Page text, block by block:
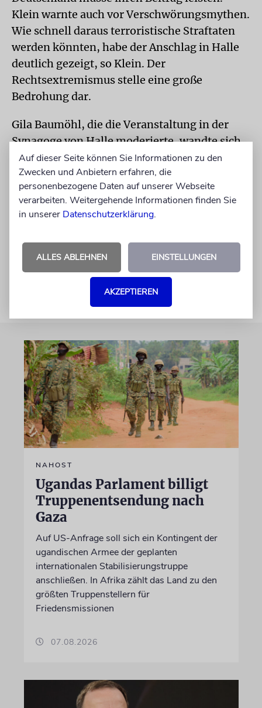
Klein warnte auch vor Verschwörungsmythen.
Wie schnell daraus terroristische Straftaten
werden könnten, habe der Anschlag in Halle
deutlich gezeigt, so Klein. Der
Rechtsextremismus stelle eine große
Bedrohung dar.
Gila Baumöhl, die die Veranstaltung in der
Synagoge von Halle moderierte, wandte sich
zum Schluss an die Zuschauer des Streamings
in aller Welt: »Als deutsche Jüdin, als
Demokratin, als Europäerin und als
Weltbürgerin versichere ich euch, dass wir
auch weiterhin Antisemitismus, Rassismus,
Islamfeindlichkeit und alle anderen Formen
von Hass bekämpfen werden.«
NAHOST
Ugandas Parlament billigt
Truppenentsendung nach
Gaza
Auf US-Anfrage soll sich ein Kontingent der
ugandischen Armee der geplanten
internationalen Stabilisierungstruppe
anschließen. In Afrika zählt das Land zu den
größten Truppenstellern für
Friedensmissionen
07.08.2026
Auf dieser Seite können Sie Informationen zu den
Zwecken und Anbietern erfahren, die
personenbezogene Daten auf unserer Webseite
verarbeiten. Weitergehende Informationen finden Sie
in unserer Datenschutzerklärung.
ALLES ABLEHNEN EINSTELLUNGEN
AKZEPTIEREN